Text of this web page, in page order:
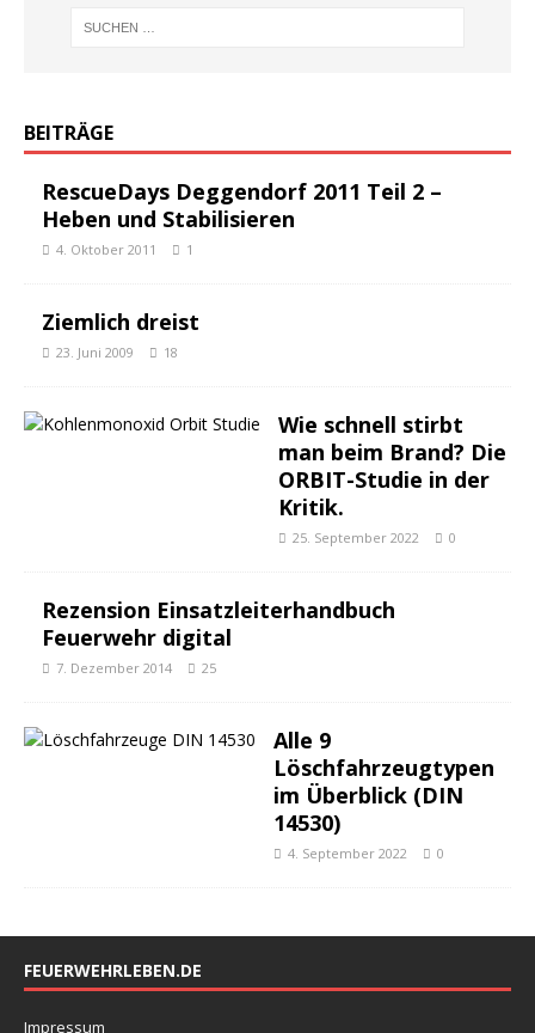
BEITRÄGE
RescueDays Deggendorf 2011 Teil 2 –
Heben und Stabilisieren
4. Oktober 2011 1
Ziemlich dreist
23. Juni 2009 18
Wie schnell stirbt
man beim Brand? Die
ORBIT-Studie in der
Kritik.
25. September 2022 0
Rezension Einsatzleiterhandbuch
Feuerwehr digital
7. Dezember 2014 25
Alle 9
Löschfahrzeugtypen
im Überblick (DIN
14530)
4. September 2022 0
FEUERWEHRLEBEN.DE
Impressum